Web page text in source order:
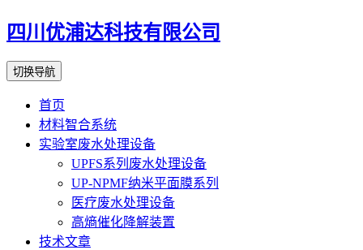
四川优浦达科技有限公司
切换导航
首页
材料智合系统
实验室废水处理设备
UPFS系列废水处理设备
UP-NPMF纳米平面膜系列
医疗废水处理设备
高熵催化降解装置
技术文章